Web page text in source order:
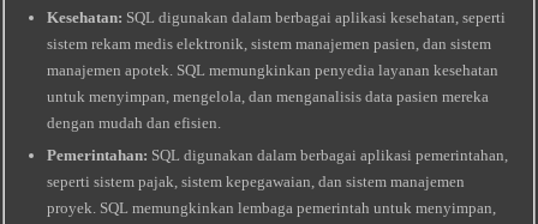
Kesehatan: SQL digunakan dalam berbagai aplikasi kesehatan, seperti
sistem rekam medis elektronik, sistem manajemen pasien, dan sistem
manajemen apotek. SQL memungkinkan penyedia layanan kesehatan
untuk menyimpan, mengelola, dan menganalisis data pasien mereka
dengan mudah dan efisien.
Pemerintahan: SQL digunakan dalam berbagai aplikasi pemerintahan,
seperti sistem pajak, sistem kepegawaian, dan sistem manajemen
proyek. SQL memungkinkan lembaga pemerintah untuk menyimpan,